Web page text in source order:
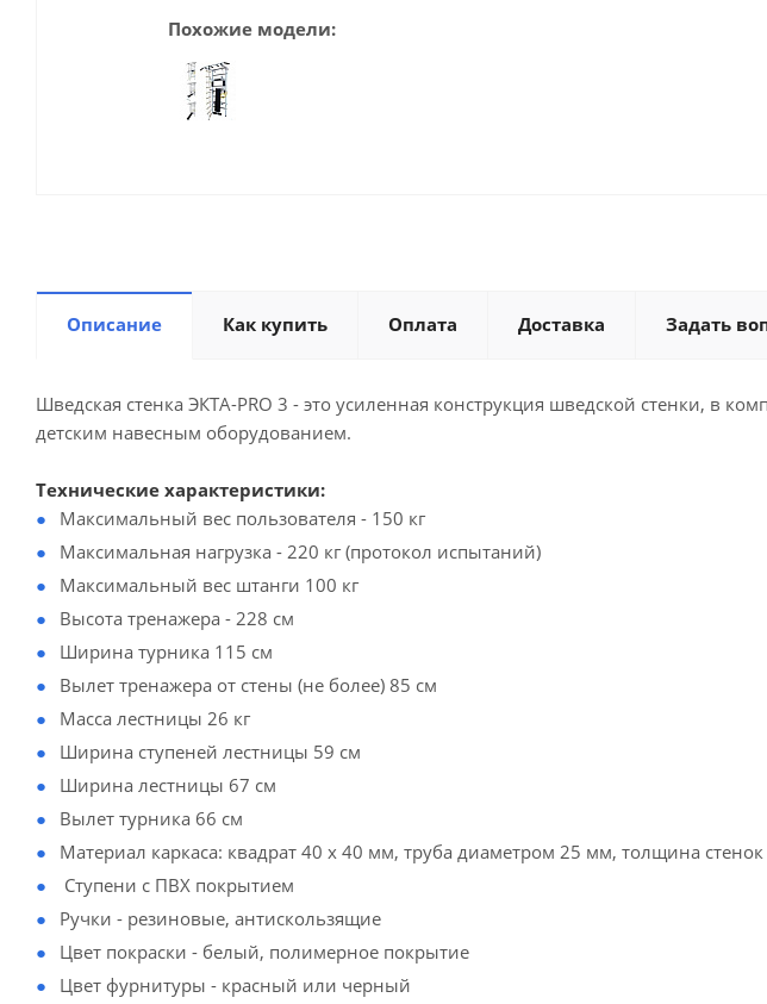
Похожие модели:
Описание Как купить Оплата Доставка Задать
Шведская стенка ЭКТА-PRO 3 - это усиленная конструкция шведской стенки, в
детским навесным оборудованием.
Технические характеристики:
Максимальный вес пользователя - 150 кг
Максимальная нагрузка - 220 кг (протокол испытаний)
Максимальный вес штанги 100 кг
Высота тренажера - 228 см
Ширина турника 115 см
Вылет тренажера от стены (не более) 85 см
Масса лестницы 26 кг
Ширина ступеней лестницы 59 см
Ширина лестницы 67 см
Вылет турника 66 см
Материал каркаса: квадрат 40 х 40 мм, труба диаметром 25 мм, толщина
Ступени с ПВХ покрытием
Ручки - резиновые, антискользящие
Цвет покраски - белый, полимерное покрытие
Цвет фурнитуры - красный или черный